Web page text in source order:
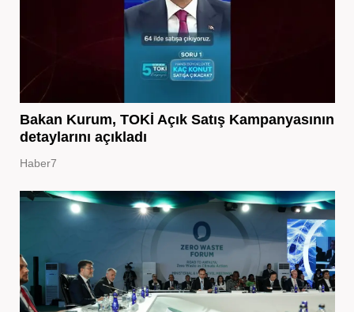
Bakan Kurum, TOKİ Açık Satış Kampanyasının
detaylarını açıkladı
Haber7